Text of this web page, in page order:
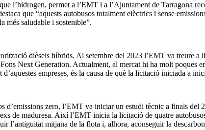
l’hidrogen, permet a l’EMT i a l’Ajuntament de Tarragona
que “aquests autobusos totalment elèctrics i sense
més saludable i sostenible”.
dièsels híbrids. Al setembre del 2023 l’EMT va treure a
Next Generation. Actualment, al mercat hi ha molt poques
empreses, és la causa de què la licitació iniciada a
zero, l’EMT va iniciar un estudi tècnic a finals del
de maduresa. Així l’EMT inicia la licitació de quatre
l’antiguitat mitjana de la flota i, alhora, aconseguir la